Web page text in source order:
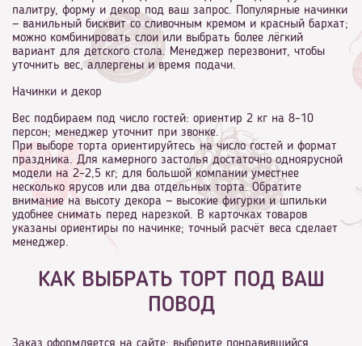
палитру, форму и декор под ваш запрос. Популярные начинки
— ванильный бисквит со сливочным кремом и красный бархат;
можно комбинировать слои или выбрать более лёгкий
вариант для детского стола. Менеджер перезвонит, чтобы
уточнить вес, аллергены и время подачи.
Начинки и декор
Вес подбираем под число гостей: ориентир 2 кг на 8–10
персон; менеджер уточнит при звонке.
При выборе торта ориентируйтесь на число гостей и формат
праздника. Для камерного застолья достаточно одноярусной
модели на 2–2,5 кг; для большой компании уместнее
несколько ярусов или два отдельных торта. Обратите
внимание на высоту декора — высокие фигурки и шпильки
удобнее снимать перед нарезкой. В карточках товаров
указаны ориентиры по начинке; точный расчёт веса сделает
менеджер.
КАК ВЫБРАТЬ ТОРТ ПОД ВАШ
ПОВОД